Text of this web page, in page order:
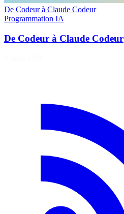
De Codeur à Claude Codeur
Programmation IA
De Codeur à Claude Codeur